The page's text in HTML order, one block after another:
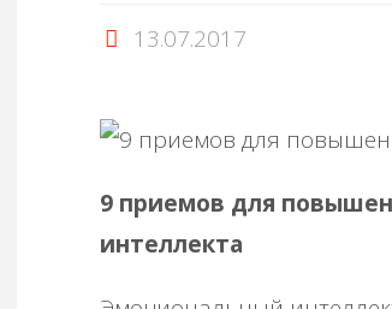
13.07.2017
9 приемов для
интеллекта